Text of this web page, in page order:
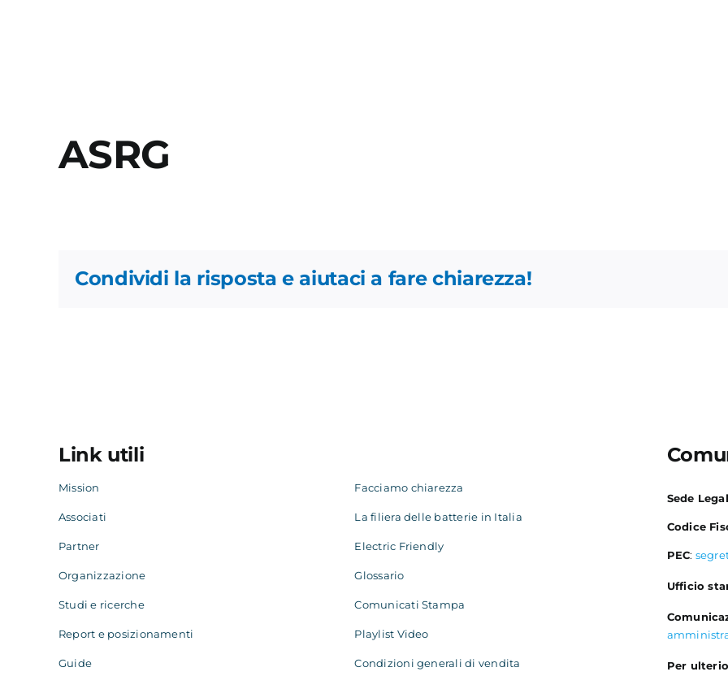
ASRG
Condividi la risposta e aiutaci a fare chiarezza!
Link utili
Mission
Associati
Partner
Organizzazione
Studi e ricerche
Report e posizionamenti
Guide
Facciamo chiarezza
La filiera delle batterie in Italia
Electric Friendly
Glossario
Comunicati Stampa
Playlist Video
Condizioni generali di vendita
Sede
Codice
PEC:
Ufficio
Per